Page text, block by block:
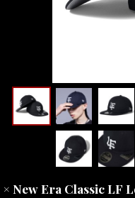
× New Era Classic LF